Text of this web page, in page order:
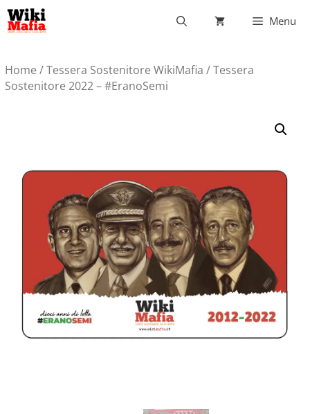
Vai
al
Menu
Home /Tessera Sostenitore WikiMafia / Tessera
Sostenitore 2022 – #EranoSemi